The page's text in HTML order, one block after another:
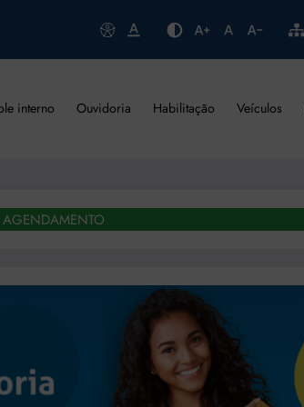
interno Ouvidoria Habilitação Veículos
AGENDAMENTO